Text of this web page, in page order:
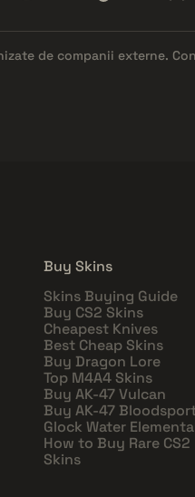
de companii externe.
Buy Skins
Skins Buying Guide
Buy CS2 Skins
Cheapest Knives
Best Cheap Skins
Buy Dragon Lore
Top M4A4 Skins
Buy AK-47 Vulcan
Buy AK-47
Glock Water
How to Buy Rare CS2
Skins